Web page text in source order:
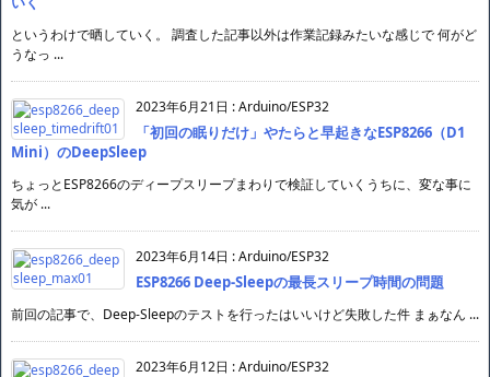
というわけで晒していく。 調査した記事以外は作業記録みたいな感じで 何がど
うなっ ...
2023年6月21日 :Arduino/ESP32
「初回の眠りだけ」やたらと早起きなESP8266（D1
Mini）のDeepSleep
ちょっとESP8266のディープスリープまわりで検証していくうちに、変な事に
気が ...
2023年6月14日 :Arduino/ESP32
ESP8266 Deep-Sleepの最長スリープ時間の問題
前回の記事で、Deep-Sleepのテストを行ったはいいけど失敗した件 まぁなん ...
2023年6月12日 :Arduino/ESP32